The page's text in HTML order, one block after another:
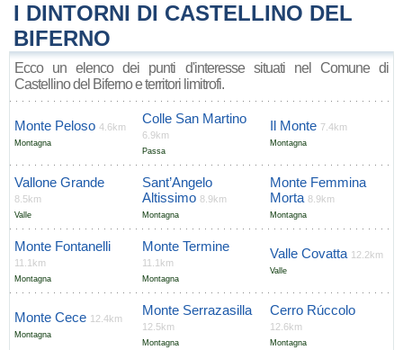
I DINTORNI DI CASTELLINO DEL
BIFERNO
Ecco un elenco dei punti d'interesse situati nel Comune di
Castellino del Biferno e territori limitrofi.
Monte Peloso 4.6km
Montagna
Colle San Martino
6.9km
Passa
Il Monte 7.4km
Montagna
Vallone Grande
8.5km
Valle
Sant’Angelo
Altissimo 8.9km
Montagna
Monte Femmina
Morta 8.9km
Montagna
Monte Fontanelli
11.1km
Montagna
Monte Termine
11.1km
Montagna
Valle Covatta 12.2km
Valle
Monte Cece 12.4km
Montagna
Monte Serrazasilla
12.5km
Montagna
Cerro Rúccolo
12.6km
Montagna